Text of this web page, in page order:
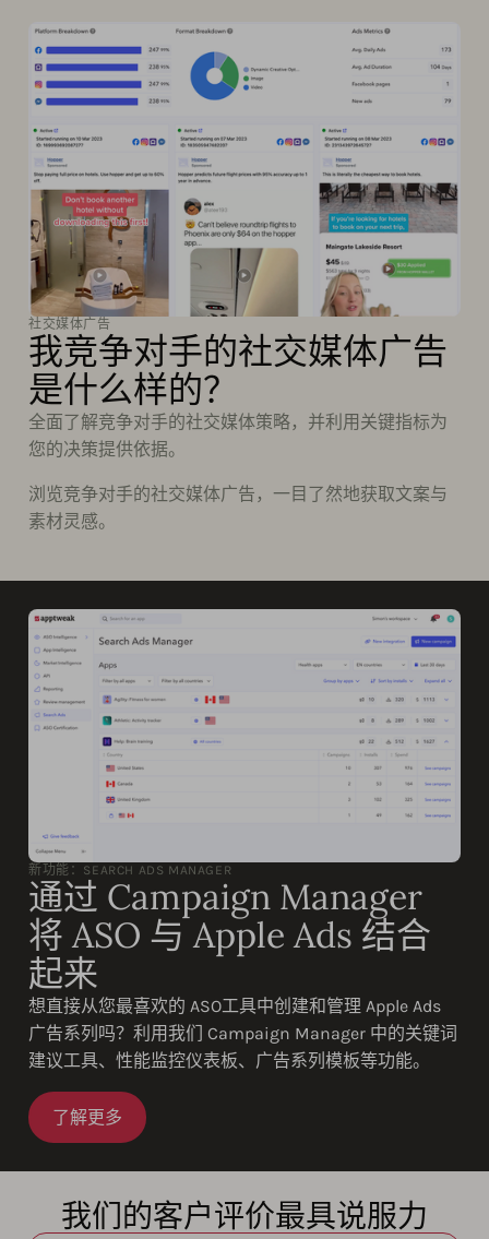
社交媒体广告
我竞争对手的社交媒体广告
是什么样的？
全面了解竞争对手的社交媒体策略，并利用关键指标为
您的决策提供依据。
浏览竞争对手的社交媒体广告，一目了然地获取文案与
素材灵感。
新功能：SEARCH ADS MANAGER
通过 Campaign Manager
将 ASO 与 Apple Ads 结合
起来
想直接从您最喜欢的 ASO工具中创建和管理 Apple Ads
广告系列吗？利用我们 Campaign Manager 中的关键词
建议工具、性能监控仪表板、广告系列模板等功能。
了解更多
我们的客户评价最具说服力